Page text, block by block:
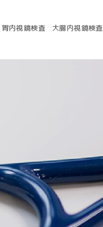
胃内視鏡検査 大腸内視鏡検査